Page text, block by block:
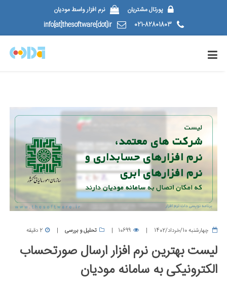
پورتال مشتریان
نرم افزار واسط مودیان
021-82801803
info[at]thesoftware[dot]ir
چهارشنبه 10/خرداد/1402 10699 تحلیل و بررسی 2 دقیقه
لیست بهترین نرم افزار ارسال صورتحساب
الکترونیکی به سامانه مودیان